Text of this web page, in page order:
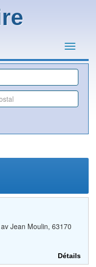
Jean Moulin, 63170
Détails